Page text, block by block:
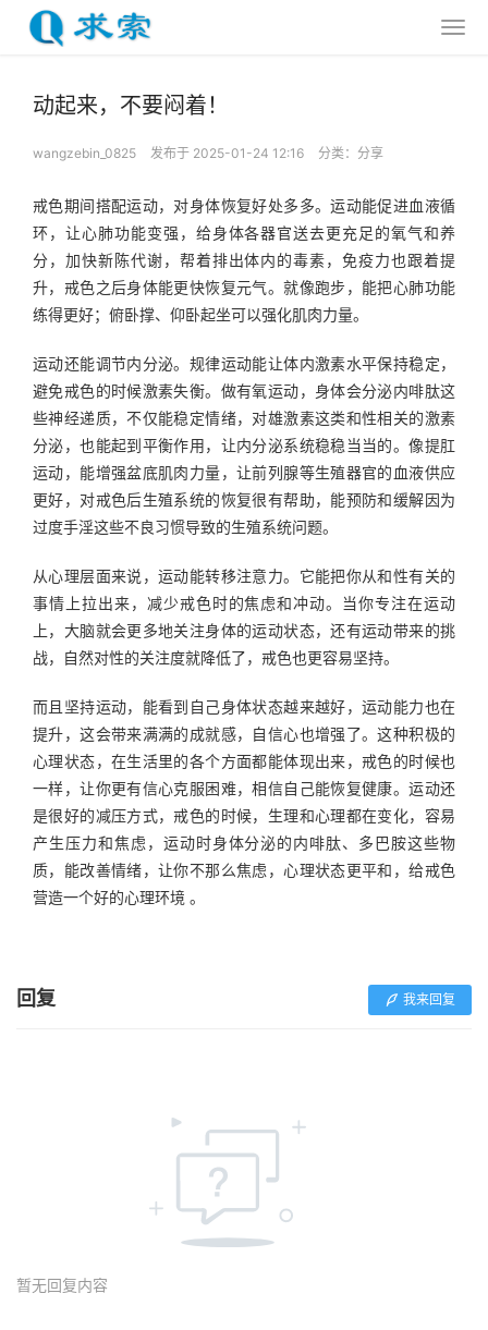
动起来，不要闷着！
wangzebin_0825 发布于 2025-01-24 12:16 分类： 分享
戒色期间搭配运动，对身体恢复好处多多。运动能促进血液循
环，让心肺功能变强，给身体各器官送去更充足的氧气和养
分，加快新陈代谢，帮着排出体内的毒素，免疫力也跟着提
升，戒色之后身体能更快恢复元气。就像跑步，能把心肺功能
练得更好；俯卧撑、仰卧起坐可以强化肌肉力量。
运动还能调节内分泌。规律运动能让体内激素水平保持稳定，
避免戒色的时候激素失衡。做有氧运动，身体会分泌内啡肽这
些神经递质，不仅能稳定情绪，对雄激素这类和性相关的激素
分泌，也能起到平衡作用，让内分泌系统稳稳当当的。像提肛
运动，能增强盆底肌肉力量，让前列腺等生殖器官的血液供应
更好，对戒色后生殖系统的恢复很有帮助，能预防和缓解因为
过度手淫这些不良习惯导致的生殖系统问题。
从心理层面来说，运动能转移注意力。它能把你从和性有关的
事情上拉出来，减少戒色时的焦虑和冲动。当你专注在运动
上，大脑就会更多地关注身体的运动状态，还有运动带来的挑
战，自然对性的关注度就降低了，戒色也更容易坚持。
而且坚持运动，能看到自己身体状态越来越好，运动能力也在
提升，这会带来满满的成就感，自信心也增强了。这种积极的
心理状态，在生活里的各个方面都能体现出来，戒色的时候也
一样，让你更有信心克服困难，相信自己能恢复健康。运动还
是很好的减压方式，戒色的时候，生理和心理都在变化，容易
产生压力和焦虑，运动时身体分泌的内啡肽、多巴胺这些物
质，能改善情绪，让你不那么焦虑，心理状态更平和，给戒色
营造一个好的心理环境 。
回复 我来回复
暂无回复内容